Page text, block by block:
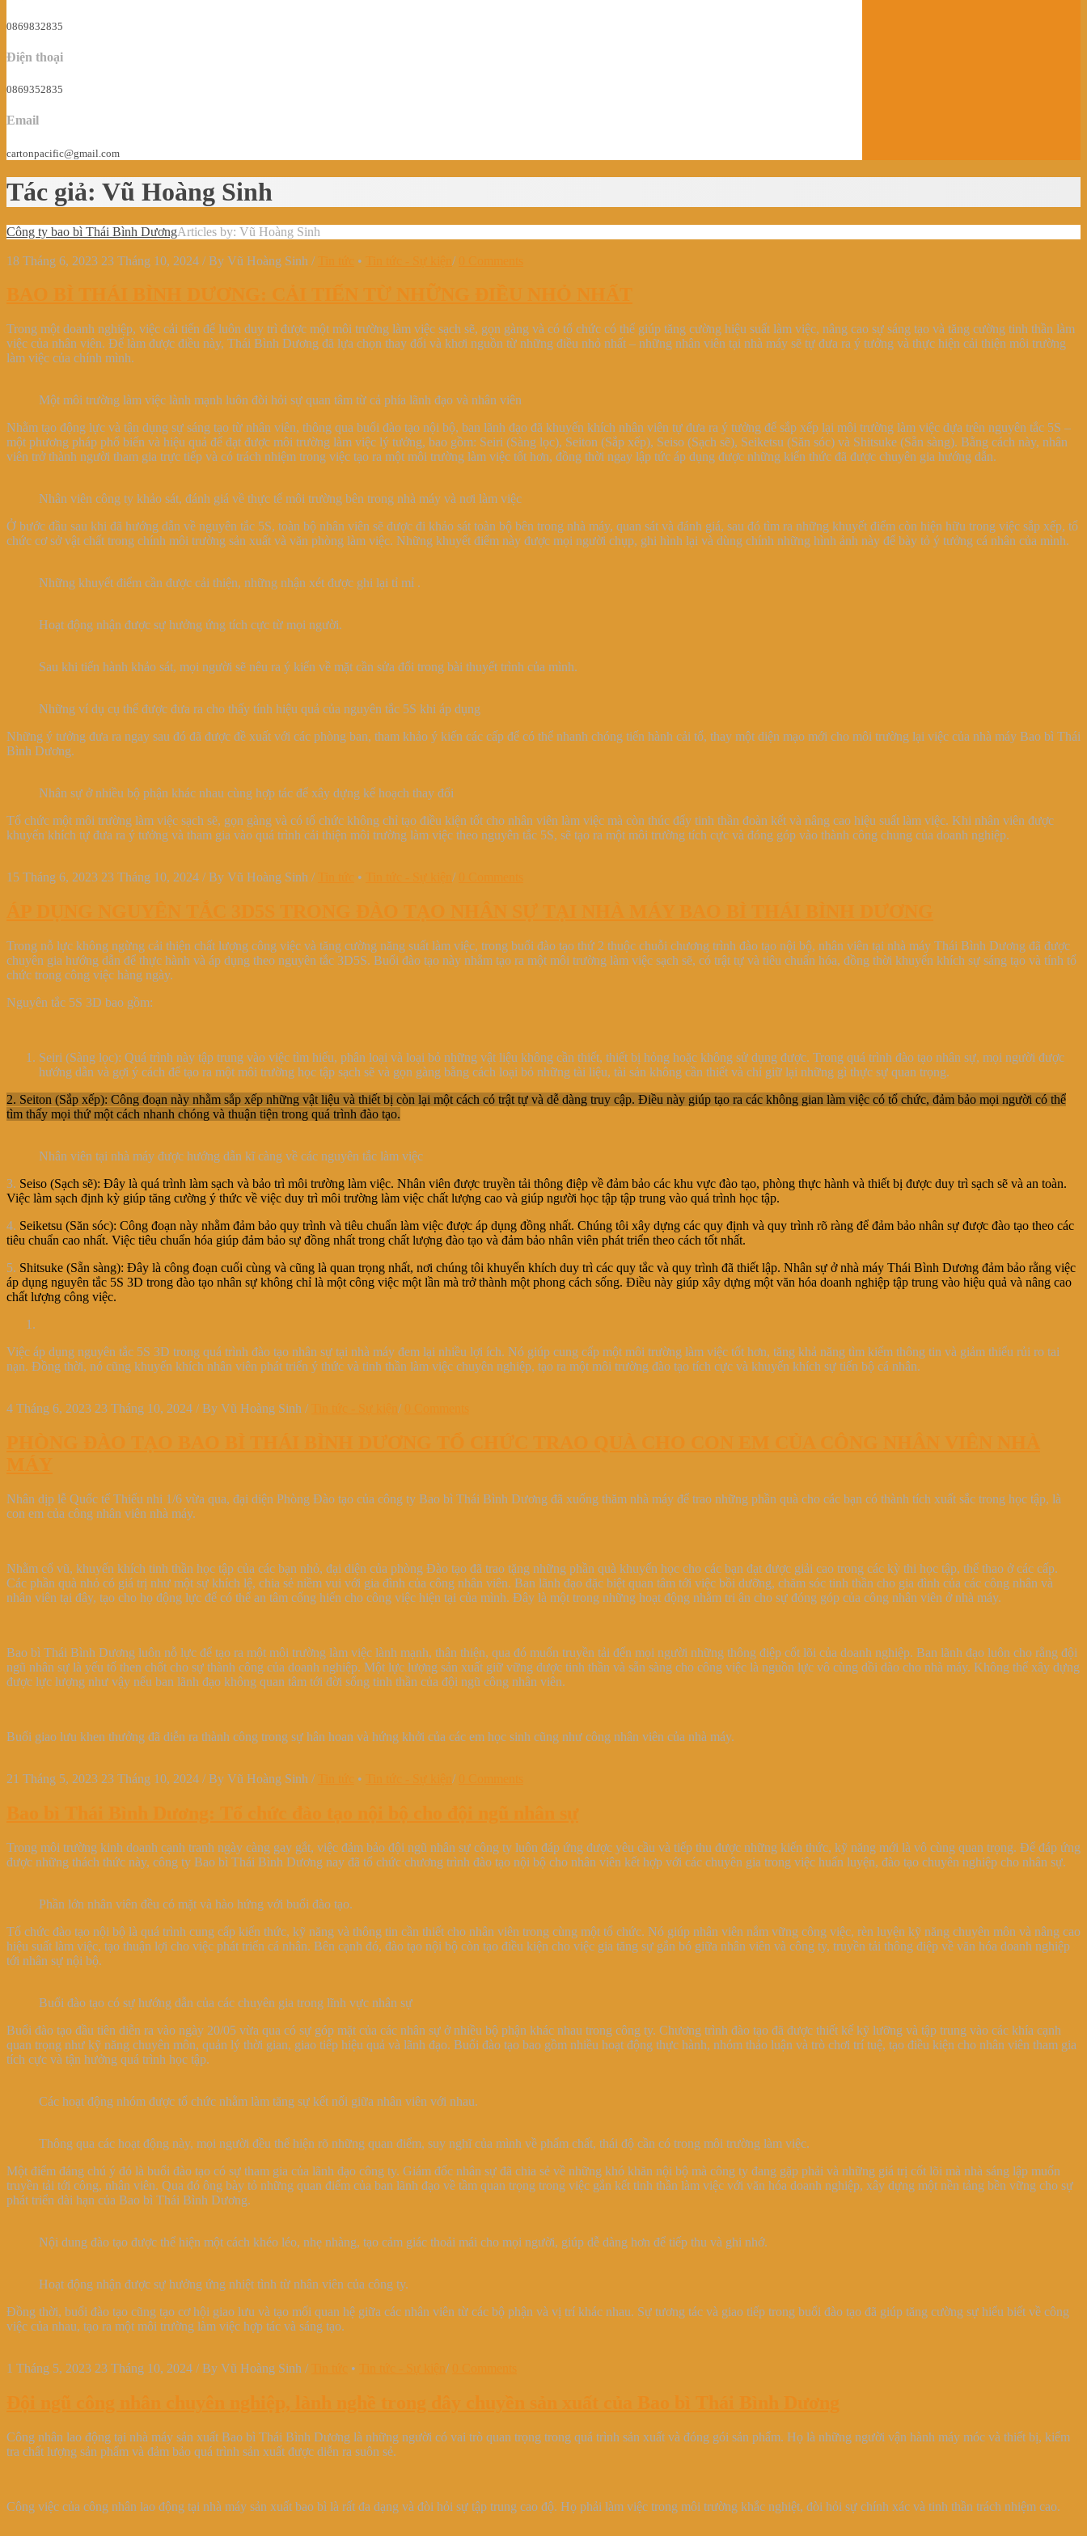
0869832835
Điện thoại
0869352835
Email
cartonpacific@gmail.com
Tác giả: Vũ Hoàng Sinh
Công ty bao bì Thái Bình DươngArticles by: Vũ Hoàng Sinh
18 Tháng 6, 2023 23 Tháng 10, 2024 / By Vũ Hoàng Sinh / • /
Trong một doanh nghiệp, việc cải tiến để luôn duy trì được một môi trường làm việc sạch sẽ, gọn gàng và có tổ chức có thể giúp tăng cường hiệu suất làm việc, nâng cao sự sáng tạo và tăng cường tinh thần làm
việc của nhân viên. Để làm được điều này, Thái Bình Dương đã lựa chọn thay đổi và khơi nguồn từ những điều nhỏ nhất – những nhân viên tại nhà máy sẽ tự đưa ra ý tưởng và thực hiện cải thiện môi trường
làm việc của chính mình.
Một môi trường làm việc lành mạnh luôn đòi hỏi sự quan tâm từ cả phía lãnh đạo và nhân viên
Nhằm tạo động lực và tận dụng sự sáng tạo từ nhân viên, thông qua buổi đào tạo nội bộ, ban lãnh đạo đã khuyến khích nhân viên tự đưa ra ý tưởng để sắp xếp lại môi trường làm việc dựa trên nguyên tắc 5S –
một phương pháp phổ biến và hiệu quả để đạt được môi trường làm việc lý tưởng, bao gồm: Seiri (Sàng lọc), Seiton (Sắp xếp), Seiso (Sạch sẽ), Seiketsu (Săn sóc) và Shitsuke (Sẵn sàng). Bằng cách này, nhân
viên trở thành người tham gia trực tiếp và có trách nhiệm trong việc tạo ra một môi trường làm việc tốt hơn, đồng thời ngay lập tức áp dụng được những kiến thức đã được chuyên gia hướng dẫn.
Nhân viên công ty khảo sát, đánh giá về thực tế môi trường bên trong nhà máy và nơi làm việc
Ở bước đầu sau khi đã hướng dẫn về nguyên tắc 5S, toàn bộ nhân viên sẽ được đi khảo sát toàn bộ bên trong nhà máy, quan sát và đánh giá, sau đó tìm ra những khuyết điểm còn hiện hữu trong việc sắp xếp, tổ
chức cơ sở vật chất trong chính môi trường sản xuất và văn phòng làm việc. Những khuyết điểm này được mọi người chụp, ghi hình lại và dùng chính những hình ảnh này để bày tỏ ý tưởng cá nhân của mình.
Những khuyết điểm cần được cải thiện, những nhận xét được ghi lại tỉ mỉ .
Hoạt động nhận được sự hưởng ứng tích cực từ mọi người.
Sau khi tiến hành khảo sát, mọi người sẽ nêu ra ý kiến về mặt cần sửa đổi trong bài thuyết trình của mình.
Những ví dụ cụ thể được đưa ra cho thấy tính hiệu quả của nguyên tắc 5S khi áp dụng
Những ý tưởng đưa ra ngay sau đó đã được đề xuất với các phòng ban, tham khảo ý kiến các cấp để có thể nhanh chóng tiến hành cải tổ, thay một diện mạo mới cho môi trường lại việc của nhà máy Bao bì Thái
Bình Dương.
Nhân sự ở nhiều bộ phận khác nhau cùng hợp tác để xây dựng kế hoạch thay đổi
Tổ chức một môi trường làm việc sạch sẽ, gọn gàng và có tổ chức không chỉ tạo điều kiện tốt cho nhân viên làm việc mà còn thúc đẩy tinh thần đoàn kết và nâng cao hiệu suất làm việc. Khi nhân viên được
khuyến khích tự đưa ra ý tưởng và tham gia vào quá trình cải thiện môi trường làm việc theo nguyên tắc 5S, sẽ tạo ra một môi trường tích cực và đóng góp vào thành công chung của doanh nghiệp.
15 Tháng 6, 2023 23 Tháng 10, 2024 / By Vũ Hoàng Sinh / • /
Trong nỗ lực không ngừng cải thiện chất lượng công việc và tăng cường năng suất làm việc, trong buổi đào tạo thứ 2 thuộc chuỗi chương trình đào tạo nội bộ, nhân viên tại nhà máy Thái Bình Dương đã được
chuyên gia hướng dẫn để thực hành và áp dụng theo nguyên tắc 3D5S. Buổi đào tạo này nhằm tạo ra một môi trường làm việc sạch sẽ, có trật tự và tiêu chuẩn hóa, đồng thời khuyến khích sự sáng tạo và tính tổ
chức trong công việc hàng ngày.
Nguyên tắc 5S 3D bao gồm:
Seiri (Sàng lọc): Quá trình này tập trung vào việc tìm hiểu, phân loại và loại bỏ những vật liệu không cần thiết, thiết bị hỏng hoặc không sử dụng được. Trong quá trình đào tạo nhân sự, mọi người được
hướng dẫn và gợi ý cách để tạo ra một môi trường học tập sạch sẽ và gọn gàng bằng cách loại bỏ những tài liệu, tài sản không cần thiết và chỉ giữ lại những gì thực sự quan trọng.
2. Seiton (Sắp xếp): Công đoạn này nhằm sắp xếp những vật liệu và thiết bị còn lại một cách có trật tự và dễ dàng truy cập. Điều này giúp tạo ra các không gian làm việc có tổ chức, đảm bảo mọi người có thể
tìm thấy mọi thứ một cách nhanh chóng và thuận tiện trong quá trình đào tạo.
Nhân viên tại nhà máy được hướng dẫn kĩ càng về các nguyên tắc làm việc
3. Seiso (Sạch sẽ): Đây là quá trình làm sạch và bảo trì môi trường làm việc. Nhân viên được truyền tải thông điệp về đảm bảo các khu vực đào tạo, phòng thực hành và thiết bị được duy trì sạch sẽ và an toàn.
Việc làm sạch định kỳ giúp tăng cường ý thức về việc duy trì môi trường làm việc chất lượng cao và giúp người học tập tập trung vào quá trình học tập.
4. Seiketsu (Săn sóc): Công đoạn này nhằm đảm bảo quy trình và tiêu chuẩn làm việc được áp dụng đồng nhất. Chúng tôi xây dựng các quy định và quy trình rõ ràng để đảm bảo nhân sự được đào tạo theo các
tiêu chuẩn cao nhất. Việc tiêu chuẩn hóa giúp đảm bảo sự đồng nhất trong chất lượng đào tạo và đảm bảo nhân viên phát triển theo cách tốt nhất.
5. Shitsuke (Sẵn sàng): Đây là công đoạn cuối cùng và cũng là quan trọng nhất, nơi chúng tôi khuyến khích duy trì các quy tắc và quy trình đã thiết lập. Nhân sự ở nhà máy Thái Bình Dương đảm bảo rằng việc
áp dụng nguyên tắc 5S 3D trong đào tạo nhân sự không chỉ là một công việc một lần mà trở thành một phong cách sống. Điều này giúp xây dựng một văn hóa doanh nghiệp tập trung vào hiệu quả và nâng cao
chất lượng công việc.
Việc áp dụng nguyên tắc 5S 3D trong quá trình đào tạo nhân sự tại nhà máy đem lại nhiều lợi ích. Nó giúp cung cấp một môi trường làm việc tốt hơn, tăng khả năng tìm kiếm thông tin và giảm thiểu rủi ro tai
nạn. Đồng thời, nó cũng khuyến khích nhân viên phát triển ý thức và tinh thần làm việc chuyên nghiệp, tạo ra một môi trường đào tạo tích cực và khuyến khích sự tiến bộ cá nhân.
4 Tháng 6, 2023 23 Tháng 10, 2024 / By Vũ Hoàng Sinh / /
Nhân dịp lễ Quốc tế Thiếu nhi 1/6 vừa qua, đại diện Phòng Đào tạo của công ty Bao bì Thái Bình Dương đã xuống thăm nhà máy để trao những phần quà cho các bạn có thành tích xuất sắc trong học tập, là
con em của công nhân viên nhà máy.
Nhằm cổ vũ, khuyến khích tinh thần học tập của các bạn nhỏ, đại diện của phòng Đào tạo đã trao tặng những phần quà khuyến học cho các bạn đạt được giải cao trong các kỳ thi học tập, thể thao ở các cấp.
Các phần quà nhỏ có giá trị như một sự khích lệ, chia sẻ niềm vui với gia đình của công nhân viên. Ban lãnh đạo đặc biệt quan tâm tới việc bồi dưỡng, chăm sóc tinh thần cho gia đình của các công nhân và
nhân viên tại đây, tạo cho họ động lực để có thể an tâm cống hiến cho công việc hiện tại của mình. Đây là một trong những hoạt động nhằm tri ân cho sự đóng góp của công nhân viên ở nhà máy.
Bao bì Thái Bình Dương luôn nỗ lực để tạo ra một môi trường làm việc lành mạnh, thân thiện, qua đó muốn truyền tải đến mọi người những thông điệp cốt lõi của doanh nghiệp. Ban lãnh đạo luôn cho rằng đội
ngũ nhân sự là yếu tố then chốt cho sự thành công của doanh nghiệp. Một lực lượng sản xuất giữ vững được tinh thần và sẵn sàng cho công việc là nguồn lực vô cùng dồi dào cho nhà máy. Không thể xây dựng
được lực lượng như vậy nếu ban lãnh đạo không quan tâm tới đời sống tinh thần của đội ngũ công nhân viên.
Buổi giao lưu khen thưởng đã diễn ra thành công trong sự hân hoan và hứng khởi của các em học sinh cũng như công nhân viên của nhà máy.
21 Tháng 5, 2023 23 Tháng 10, 2024 / By Vũ Hoàng Sinh / • /
Trong môi trường kinh doanh cạnh tranh ngày càng gay gắt, việc đảm bảo đội ngũ nhân sự công ty luôn đáp ứng được yêu cầu và tiếp thu được những kiến thức, kỹ năng mới là vô cùng quan trọng. Để đáp ứng
được những thách thức này, công ty Bao bì Thái Bình Dương nay đã tổ chức chương trình đào tạo nội bộ cho nhân viên kết hợp với các chuyên gia trong việc huấn luyện, đào tạo chuyên nghiệp cho nhân sự.
Phần lớn nhân viên đều có mặt và hào hứng với buổi đào tạo.
Tổ chức đào tạo nội bộ là quá trình cung cấp kiến thức, kỹ năng và thông tin cần thiết cho nhân viên trong cùng một tổ chức. Nó giúp nhân viên nắm vững công việc, rèn luyện kỹ năng chuyên môn và nâng cao
hiệu suất làm việc, tạo thuận lợi cho việc phát triển cá nhân. Bên cạnh đó, đào tạo nội bộ còn tạo điều kiện cho việc gia tăng sự gắn bó giữa nhân viên và công ty, truyền tải thông điệp về văn hóa doanh nghiệp
tới nhân sự nội bộ.
Buổi đào tạo có sự hướng dẫn của các chuyên gia trong lĩnh vực nhân sự
Buổi đào tạo đầu tiên diễn ra vào ngày 20/05 vừa qua có sự góp mặt của các nhân sự ở nhiều bộ phận khác nhau trong công ty. Chương trình đào tạo đã được thiết kế kỹ lưỡng và tập trung vào các khía cạnh
quan trọng như kỹ năng chuyên môn, quản lý thời gian, giao tiếp hiệu quả và lãnh đạo. Buổi đào tạo bao gồm nhiều hoạt động thực hành, nhóm thảo luận và trò chơi trí tuệ, tạo điều kiện cho nhân viên tham gia
tích cực và tận hưởng quá trình học tập.
Các hoạt động nhóm được tổ chức nhằm làm tăng sự kết nối giữa nhân viên với nhau.
Thông qua các hoạt động này, mọi người đều thể hiện rõ những quan điểm, suy nghĩ của mình về phẩm chất, thái độ cần có trong môi trường làm việc.
Một điểm đáng chú ý đó là buổi đào tạo có sự tham gia của lãnh đạo công ty. Giám đốc nhân sự đã chia sẻ về những khó khăn nội bộ mà công ty đang gặp phải và những giá trị cốt lõi mà nhà sáng lập muốn
truyền tải tới công, nhân viên. Qua đó ông bày tỏ những quan điểm của ban lãnh đạo về tầm quan trọng trong việc gắn kết tinh thần làm việc với văn hóa doanh nghiệp, xây dựng một nền tảng bền vững cho sự
phát triển dài hạn của Bao bì Thái Bình Dương.
Nội dung đào tạo được thể hiện một cách khéo léo, nhẹ nhàng, tạo cảm giác thoải mái cho mọi người, giúp dễ dàng hơn để tiếp thu và ghi nhớ.
Hoạt động nhận được sự hưởng ứng nhiệt tình từ nhân viên của công ty.
Đồng thời, buổi đào tạo cũng tạo cơ hội giao lưu và tạo mối quan hệ giữa các nhân viên từ các bộ phận và vị trí khác nhau. Sự tương tác và giao tiếp trong buổi đào tạo đã giúp tăng cường sự hiểu biết về công
việc của nhau, tạo ra một môi trường làm việc hợp tác và sáng tạo.
1 Tháng 5, 2023 23 Tháng 10, 2024 / By Vũ Hoàng Sinh / • /
Công nhân lao động tại nhà máy sản xuất Bao bì Thái Bình Dương là những người có vai trò quan trọng trong quá trình sản xuất và đóng gói sản phẩm. Họ là những người vận hành máy móc và thiết bị, kiểm
tra chất lượng sản phẩm và đảm bảo quá trình sản xuất được diễn ra suôn sẻ.
Công việc của công nhân lao động tại nhà máy sản xuất bao bì là rất đa dạng và đòi hỏi sự tập trung cao độ. Họ phải làm việc trong môi trường khắc nghiệt, đòi hỏi sự chính xác và tinh thần trách nhiệm cao.